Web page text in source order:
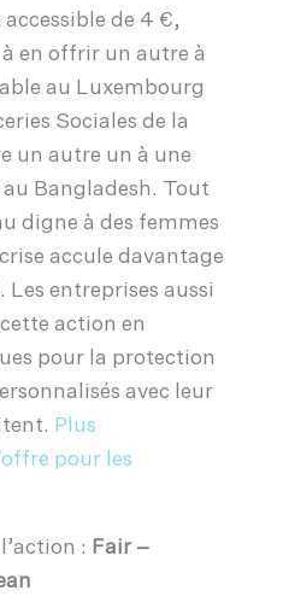
de 4 €,
à en offrir un autre à
au Luxembourg
Sociales de la
un autre un à une
Bangladesh. Tout
digne à des femmes
accule davantage
Les entreprises aussi
action en
pour la protection
avec leur
Plus
pour les
: Fair –